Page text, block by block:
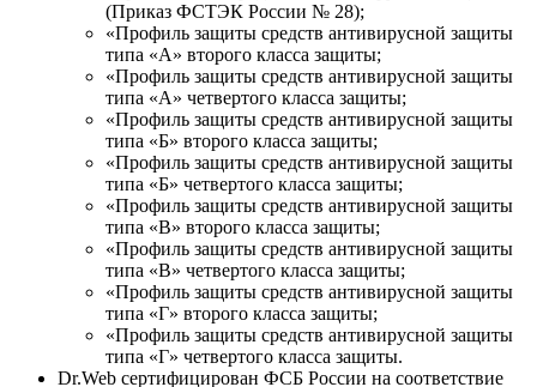
(Приказ ФСТЭК России № 28);
«Профиль защиты средств антивирусной защиты
типа «А» второго класса защиты;
«Профиль защиты средств антивирусной защиты
типа «А» четвертого класса защиты;
«Профиль защиты средств антивирусной защиты
типа «Б» второго класса защиты;
«Профиль защиты средств антивирусной защиты
типа «Б» четвертого класса защиты;
«Профиль защиты средств антивирусной защиты
типа «В» второго класса защиты;
«Профиль защиты средств антивирусной защиты
типа «В» четвертого класса защиты;
«Профиль защиты средств антивирусной защиты
типа «Г» второго класса защиты;
«Профиль защиты средств антивирусной защиты
типа «Г» четвертого класса защиты.
Dr.Web сертифицирован ФСБ России на соответствие